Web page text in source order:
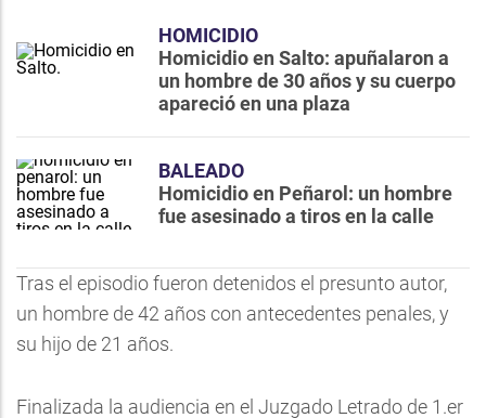
HOMICIDIO
Homicidio en Salto: apuñalaron a
un hombre de 30 años y su cuerpo
apareció en una plaza
BALEADO
Homicidio en Peñarol: un hombre
fue asesinado a tiros en la calle
Tras el episodio fueron detenidos el presunto autor,
un hombre de 42 años con antecedentes penales, y
su hijo de 21 años.
Finalizada la audiencia en el Juzgado Letrado de 1.er